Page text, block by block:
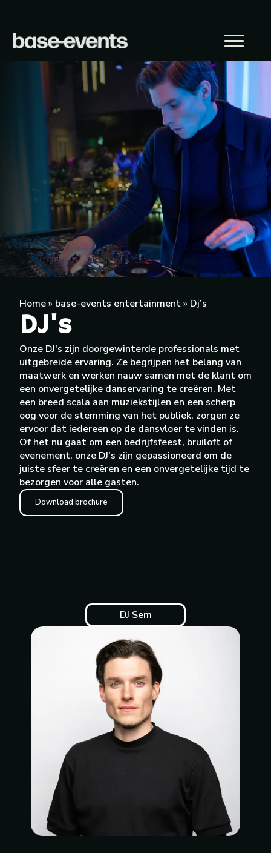
Home» base-events entertainment» Dj’s
DJ's
Onze DJ's zijn doorgewinterde professionals met
uitgebreide ervaring. Ze begrijpen het belang van
maatwerk en werken nauw samen met de klant om
een onvergetelijke danservaring te creëren. Met
een breed scala aan muziekstijlen en een scherp
oog voor de stemming van het publiek, zorgen ze
ervoor dat iedereen op de dansvloer te vinden is.
Of het nu gaat om een bedrijfsfeest, bruiloft of
evenement, onze DJ's zijn gepassioneerd om de
juiste sfeer te creëren en een onvergetelijke tijd te
bezorgen voor alle gasten.
Download brochure
DJ Sem